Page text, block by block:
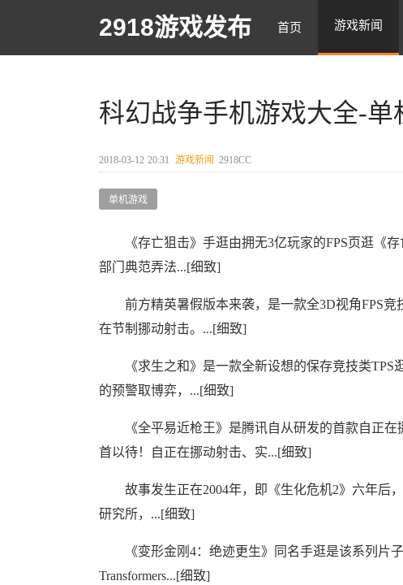
2918游戏发布 首页 游戏新闻
科幻战争手机游戏大全-单
2018-03-12 20:31 游戏新闻 2918CC
单机游戏
《存亡狙击》手逛由拥无3亿玩家的FPS页逛《存
部门典范弄法...[细致]
前方精英暑假版本来袭，是一款全3D视角FPS竞
在节制挪动射击。...[细致]
《求生之和》是一款全新设想的保存竞技类TPS
的预警取博弈，...[细致]
《全平易近枪王》是腾讯自从研发的首款自正在
首以待！自正在挪动射击、实...[细致]
故事发生正在2004年，即《生化危机2》六年后，
研究所，...[细致]
《变形金刚4：绝迹更生》同名手逛是该系列片
Transformers...[细致]